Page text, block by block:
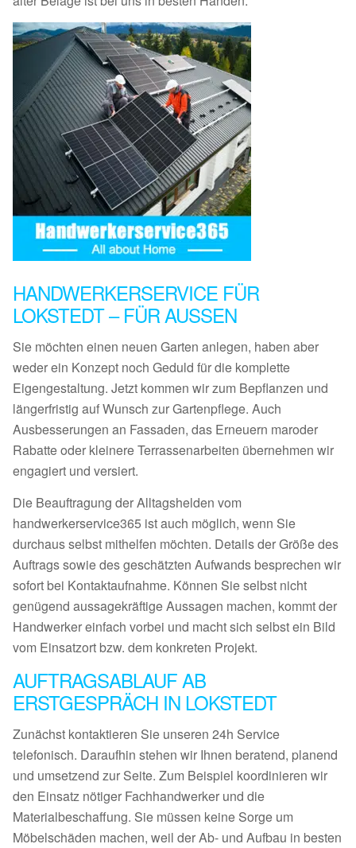
HANDWERKERSERVICE FÜR
LOKSTEDT – FÜR AUSSEN
Sie möchten einen neuen Garten anlegen, haben aber
weder ein Konzept noch Geduld für die komplette
Eigengestaltung. Jetzt kommen wir zum Bepflanzen und
längerfristig auf Wunsch zur Gartenpflege. Auch
Ausbesserungen an Fassaden, das Erneuern maroder
Rabatte oder kleinere Terrassenarbeiten übernehmen wir
engagiert und versiert.
Die Beauftragung der Alltagshelden vom
handwerkerservice365 ist auch möglich, wenn Sie
durchaus selbst mithelfen möchten. Details der Größe des
Auftrags sowie des geschätzten Aufwands besprechen wir
sofort bei Kontaktaufnahme. Können Sie selbst nicht
genügend aussagekräftige Aussagen machen, kommt der
Handwerker einfach vorbei und macht sich selbst ein Bild
vom Einsatzort bzw. dem konkreten Projekt.
AUFTRAGSABLAUF AB
ERSTGESPRÄCH IN LOKSTEDT
Zunächst kontaktieren Sie unseren 24h Service
telefonisch. Daraufhin stehen wir Ihnen beratend, planend
und umsetzend zur Seite. Zum Beispiel koordinieren wir
den Einsatz nötiger Fachhandwerker und die
Materialbeschaffung. Sie müssen keine Sorge um
Möbelschäden machen, weil der Ab- und Aufbau in besten